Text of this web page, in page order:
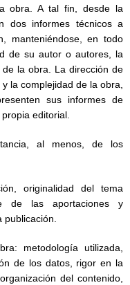
obra. A tal fin, desde la
dos informes técnicos a
manteniéndose, en todo
de su autor o autores, la
la obra. La dirección de
la complejidad de la obra,
sus informes de
editorial.
al menos, de los
originalidad del tema
de las aportaciones y
publicación.
metodología utilizada,
de los datos, rigor en la
del contenido,